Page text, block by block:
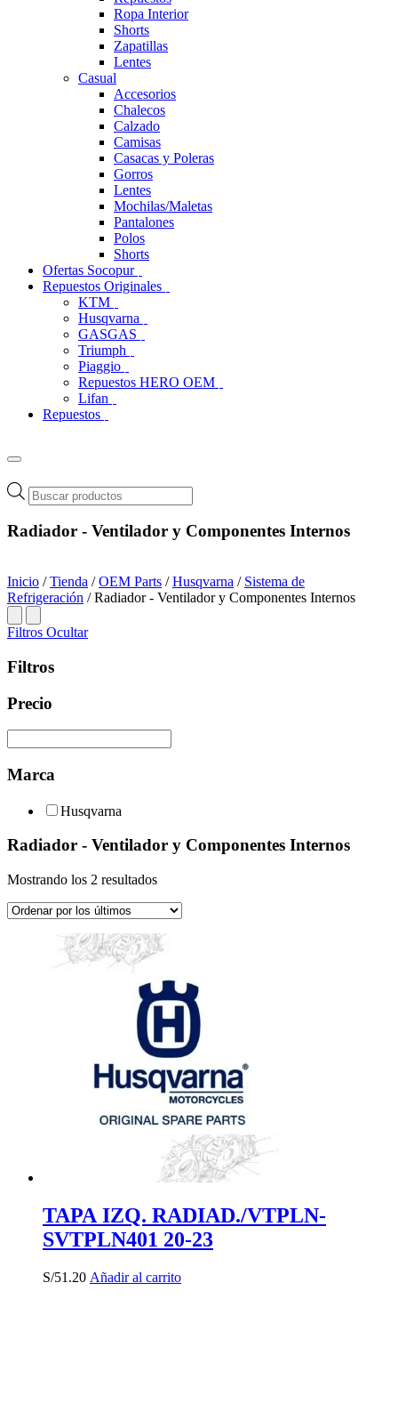
Ropa Interior
Shorts
Zapatillas
Lentes
Casual
Accesorios
Chalecos
Calzado
Camisas
Casacas y Poleras
Gorros
Lentes
Mochilas/Maletas
Pantalones
Polos
Shorts
Ofertas Socopur
Repuestos Originales
KTM
Husqvarna
GASGAS
Triumph
Piaggio
Repuestos HERO OEM
Lifan
Repuestos
Búsqueda
de
productos
Radiador - Ventilador y Componentes Internos
Inicio /Tienda /OEM Parts /Husqvarna / Sistema de
Refrigeración / Radiador - Ventilador y Componentes Internos
Filtros Ocultar
Filtros
Precio
Marca
Husqvarna
Radiador - Ventilador y Componentes Internos
Mostrando los 2 resultadosOrdenado
los
TAPA IZQ. RADIAD./VTPLN-
SVTPLN401 20-23
S/51.20 Añadir al carrito